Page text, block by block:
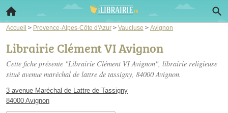
Accueil > Provence-Alpes-Côte d'Azur > Vaucluse > Avignon
Librairie Clément VI Avignon
Cette fiche présente "Librairie Clément VI Avignon", librairie religieuse
situé avenue maréchal de lattre de tassigny, 84000 Avignon.
3 avenue Maréchal de Lattre de Tassigny
84000 Avignon